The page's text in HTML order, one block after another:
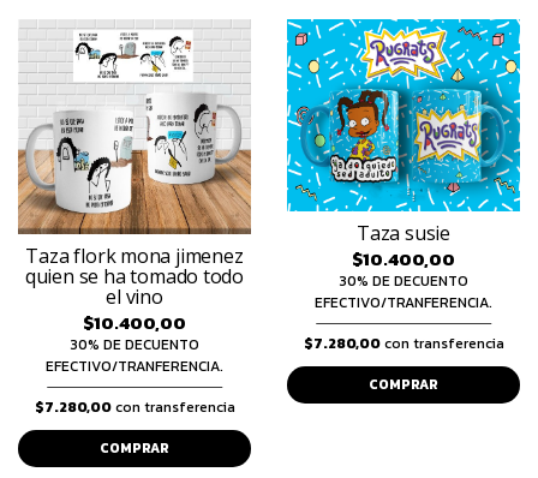
Taza flork mona jimenez
quien se ha tomado todo
el vino
$10.400,00
30% DE DECUENTO
EFECTIVO/TRANFERENCIA.
$7.280,00con transferencia
COMPRAR
Taza susie
$10.400,00
30% DE DECUENTO
EFECTIVO/TRANFERENCIA.
$7.280,00con transferencia
COMPRAR